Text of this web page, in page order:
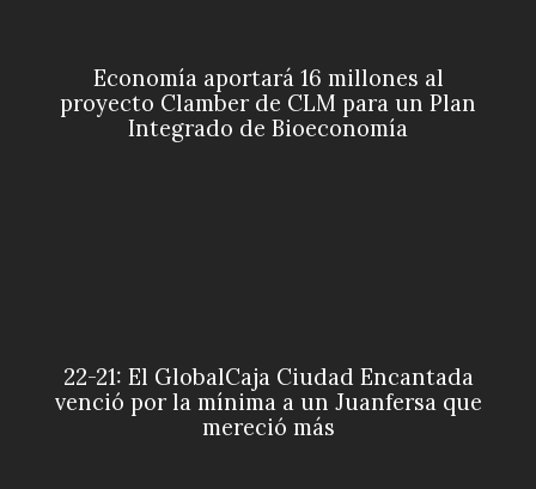
Economía aportará 16 millones al
proyecto Clamber de CLM para un Plan
Integrado de Bioeconomía
22-21: El GlobalCaja Ciudad Encantada
venció por la mínima a un Juanfersa que
mereció más